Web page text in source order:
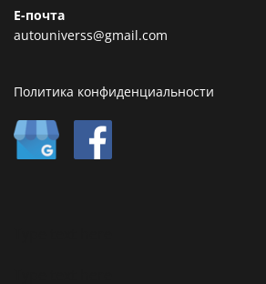
Е-почта
autouniverss@gmail.com
Политика конфиденциальности